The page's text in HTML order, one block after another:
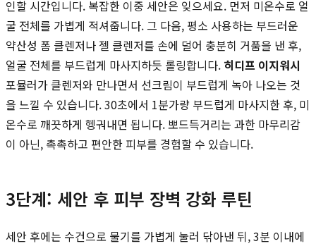
인할 시간입니다. 복잡한 이중 세안은 잊으세요. 먼저 미온수로 얼
굴 전체를 가볍게 적셔줍니다. 그 다음, 평소 사용하는 부드러운
약산성 폼 클렌저나 젤 클렌저를 손에 덜어 충분히 거품을 낸 후,
얼굴 전체를 부드럽게 마사지하듯 롤링합니다. 히디프 이지워시
포뮬러가 클렌저와 만나면서 선크림이 부드럽게 녹아 나오는 것
을 느낄 수 있습니다. 30초에서 1분가량 부드럽게 마사지한 후, 미
온수로 깨끗하게 헹궈내면 됩니다. 뽀드득거리는 과한 마무리감
이 아닌, 촉촉하고 편안한 피부를 경험할 수 있습니다.
3단계: 세안 후 피부 장벽 강화 루틴
세안 후에는 수건으로 물기를 가볍게 눌러 닦아낸 뒤, 3분 이내에